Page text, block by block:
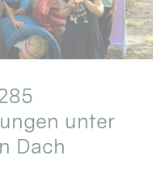
unter
Dach